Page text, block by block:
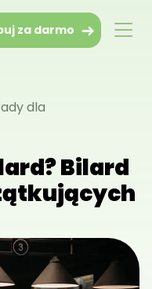
za darmo
dla
Bilard